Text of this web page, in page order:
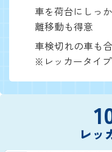
車を荷台にしっ
離移動も得意
車検切れの車も
※レッカータイ
レッ